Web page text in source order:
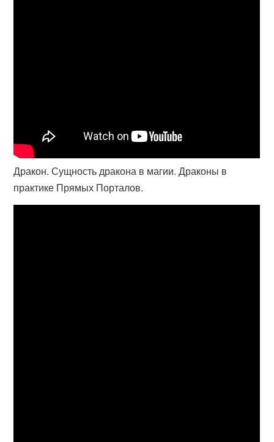
Дракон. Сущность дракона в магии. Драконы в
практике Прямых Порталов.